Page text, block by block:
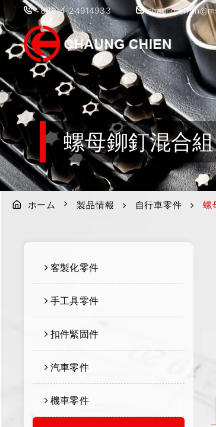
+886-4-24914933
螺母鉚釘混合組
ホーム 製品情報 自行車零件 螺
客製化零件
手工具零件
扣件緊固件
汽車零件
機車零件